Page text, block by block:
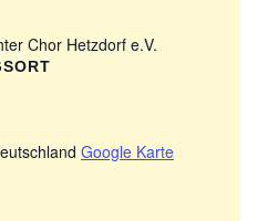
Google Karte
Chor Hetzdorf e.V.